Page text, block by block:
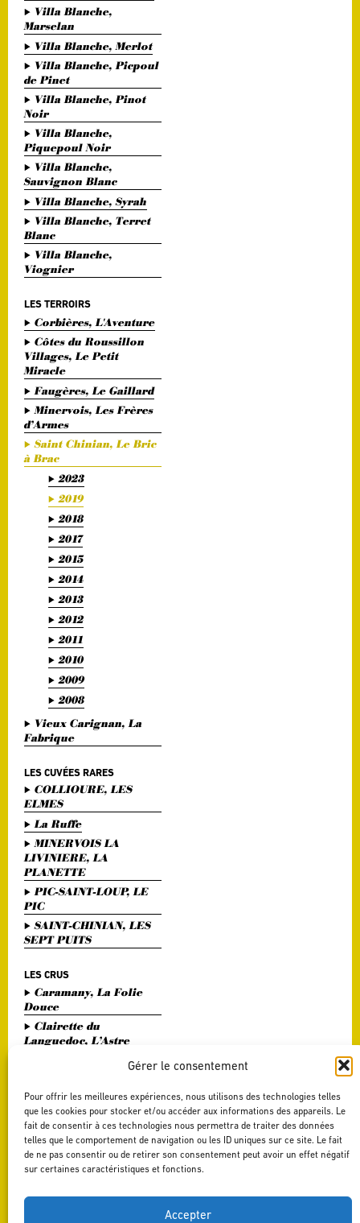
Gérer le consentement
Pour offrir les meilleures expériences, nous utilisons des technologies telles
que les cookies pour stocker et/ou accéder aux informations des appareils. Le
fait de consentir à ces technologies nous permettra de traiter des données
telles que le comportement de navigation ou les ID uniques sur ce site. Le fait
de ne pas consentir ou de retirer son consentement peut avoir un effet négatif
sur certaines caractéristiques et fonctions.
Accepter
Villa Blanche,
Marselan
Villa Blanche, Merlot
Villa Blanche, Picpoul
de Pinet
Villa Blanche, Pinot
Noir
Villa Blanche,
Piquepoul Noir
Villa Blanche,
Sauvignon Blanc
Villa Blanche, Syrah
Villa Blanche, Terret
Blanc
Villa Blanche,
Viognier
LES TERROIRS
Corbières, L'Aventure
Côtes du Roussillon
Villages, Le Petit
Miracle
Faugères, Le Gaillard
Minervois, Les Frères
d’Armes
Saint Chinian, Le Bric
à Brac
2023
2019
2018
2017
2015
2014
2013
2012
2011
2010
2009
2008
Vieux Carignan, La
Fabrique
LES CUVÉES RARES
COLLIOURE, LES
ELMES
La Ruffe
MINERVOIS LA
LIVINIERE, LA
PLANETTE
PIC-SAINT-LOUP, LE
PIC
SAINT-CHINIAN, LES
SEPT PUITS
LES CRUS
Caramany, La Folie
Douce
Clairette du
Languedoc, L’Astre
Haute Vallée de l'Orb,
Pézenas, Entre Amis
Saint Chinian, Le
Saint Festin Blanc
Terrasses du Larzac,
L'Art du Vers
Terrasses du Larzac,